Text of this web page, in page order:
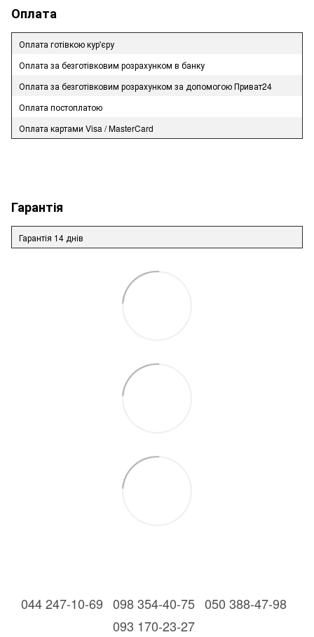
Оплата
Оплата готівкою кур'єру
Оплата за безготівковим розрахунком в банку
Оплата за безготівковим розрахунком за допомогою Приват24
Оплата постоплатою
Оплата картами Visa / MasterCard
Гарантія
Гарантія 14 днів
044 247-10-69 098 354-40-75 050 388-47-98
093 170-23-27